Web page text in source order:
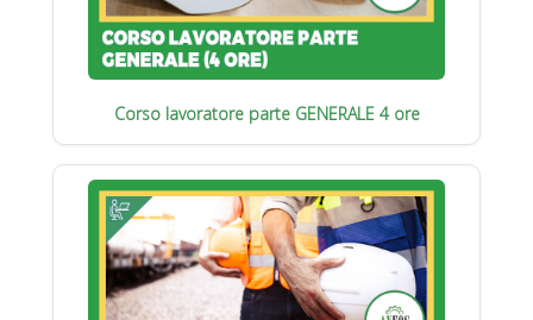
Corso lavoratore parte GENERALE 4 ore